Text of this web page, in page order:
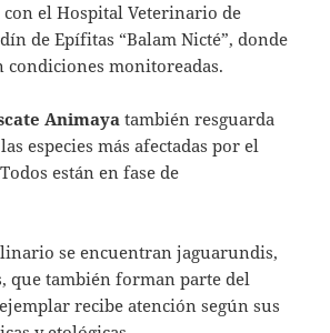
el Hospital Veterinario de
de Epífitas “Balam Nicté”, donde
condiciones monitoreadas.
Animayatambién resguarda
especies más afectadas por el
están en fase de
se encuentran jaguarundis,
que también forman parte del
recibe atención según sus